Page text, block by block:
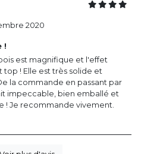
!
est magnifique et l'effet
top ! Elle est très solide et
la commande en passant par
impeccable, bien emballé et
! Je recommande vivement.
2020